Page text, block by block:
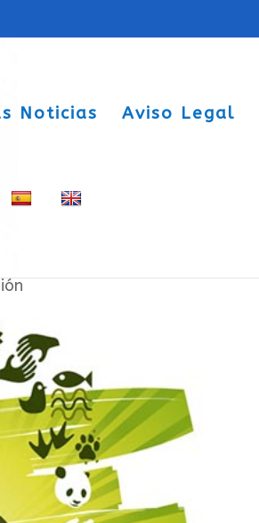
Noticias Aviso Legal